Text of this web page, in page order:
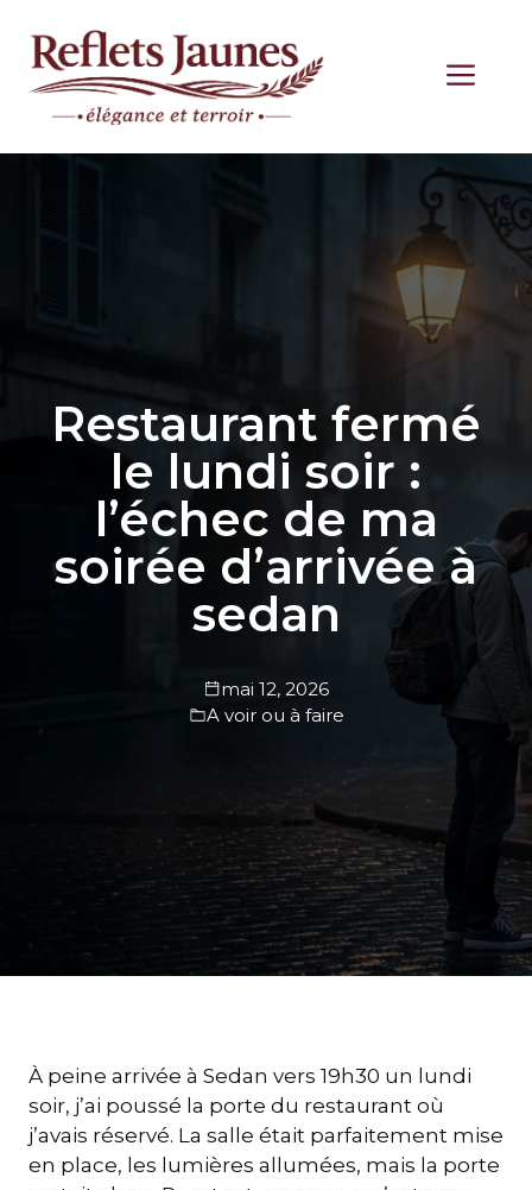
contenu
Restaurant fermé
le lundi soir :
l’échec de ma
soirée d’arrivée à
sedan
mai 12, 2026
A voir ou à faire
À peine arrivée à Sedan vers 19h30 un lundi
soir, j’ai poussé la porte du restaurant où
j’avais réservé. La salle était parfaitement mise
en place, les lumières allumées, mais la porte